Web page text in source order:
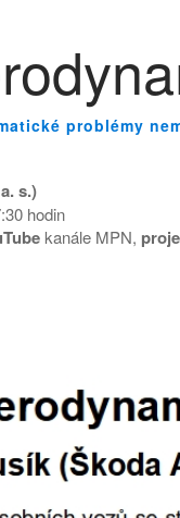
problémy
s.)
hodin
kanále MPN,